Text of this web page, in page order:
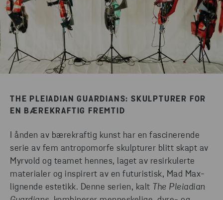
THE PLEIADIAN GUARDIANS: SKULPTURER FOR
EN BÆREKRAFTIG FREMTID
I ånden av bærekraftig kunst har en fascinerende
serie av fem antropomorfe skulpturer blitt skapt av
Myrvold og teamet hennes, laget av resirkulerte
materialer og inspirert av en futuristisk, Mad Max-
lignende estetikk. Denne serien, kalt The Pleiadian